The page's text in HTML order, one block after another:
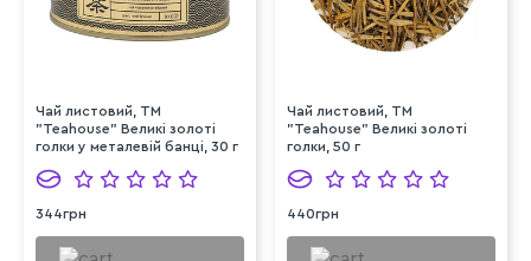
Чай листовий, ТМ
"Teahouse" Великі золоті
голки у металевій банці, 30 г
344грн
Чай листовий, ТМ
"Teahouse" Великі золоті
голки, 50 г
440грн